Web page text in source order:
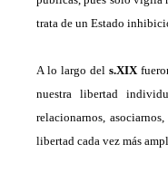
trata de un Estado
A lo largo del s.XIX
nuestra libertad
relacionarnos, asociarnos,
libertad cada vez más